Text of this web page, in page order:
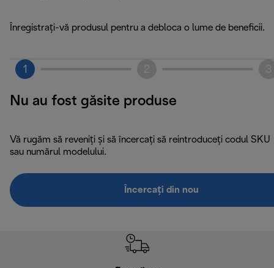
Înregistrați-vă produsul pentru a debloca o lume de beneficii.
1
Nu au fost găsite produse
Vă rugăm să reveniți și să încercați să reintroduceți codul SKU
sau numărul modelului.
Încercați din nou